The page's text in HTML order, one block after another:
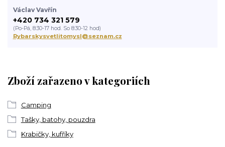
Zboží zařazeno v kategoriích
Camping
Tašky, batohy, pouzdra
Krabičky, kufříky
Václav Vavřín
+420 734 321 579
(Po-Pá, 8:30-17 hod. So 8:30-12 hod)
Rybarskysvetlitomysl@seznam.cz